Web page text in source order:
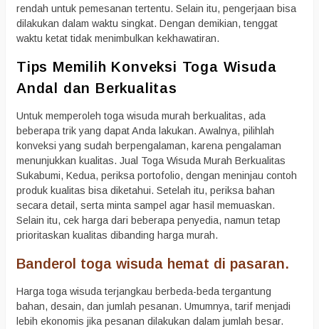
rendah untuk pemesanan tertentu. Selain itu, pengerjaan bisa
dilakukan dalam waktu singkat. Dengan demikian, tenggat
waktu ketat tidak menimbulkan kekhawatiran.
Tips Memilih Konveksi Toga Wisuda
Andal dan Berkualitas
Untuk memperoleh toga wisuda murah berkualitas, ada
beberapa trik yang dapat Anda lakukan. Awalnya, pilihlah
konveksi yang sudah berpengalaman, karena pengalaman
menunjukkan kualitas. Jual Toga Wisuda Murah Berkualitas
Sukabumi, Kedua, periksa portofolio, dengan meninjau contoh
produk kualitas bisa diketahui. Setelah itu, periksa bahan
secara detail, serta minta sampel agar hasil memuaskan.
Selain itu, cek harga dari beberapa penyedia, namun tetap
prioritaskan kualitas dibanding harga murah.
Banderol toga wisuda hemat di pasaran.
Harga toga wisuda terjangkau berbeda-beda tergantung
bahan, desain, dan jumlah pesanan. Umumnya, tarif menjadi
lebih ekonomis jika pesanan dilakukan dalam jumlah besar.